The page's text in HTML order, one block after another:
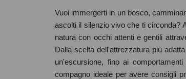
Vuoi immergerti in un bosco,
ascolti il silenzio vivo che ti circonda?
natura con occhi attenti e gentili
Dalla scelta dell'attrezzatura più
un'escursione, fino ai
compagno ideale per avere consigli